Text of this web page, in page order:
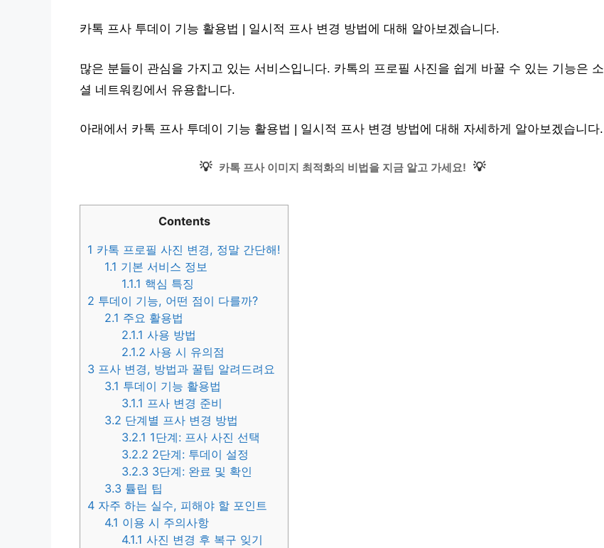
카톡 프사 투데이 기능 활용법 | 일시적 프사 변경 방법에 대해 알아보겠습니다.
많은 분들이 관심을 가지고 있는 서비스입니다. 카톡의 프로필 사진을 쉽게 바꿀 수 있는 기능은 소
셜 네트워킹에서 유용합니다.
아래에서 카톡 프사 투데이 기능 활용법 | 일시적 프사 변경 방법에 대해 자세하게 알아보겠습니다.
💡 카톡 프사 이미지 최적화의 비법을 지금 알고 가세요! 💡
Contents
1 카톡 프로필 사진 변경, 정말 간단해!
1.1 기본 서비스 정보
1.1.1 핵심 특징
2 투데이 기능, 어떤 점이 다를까?
2.1 주요 활용법
2.1.1 사용 방법
2.1.2 사용 시 유의점
3 프사 변경, 방법과 꿀팁 알려드려요
3.1 투데이 기능 활용법
3.1.1 프사 변경 준비
3.2 단계별 프사 변경 방법
3.2.1 1단계: 프사 사진 선택
3.2.2 2단계: 투데이 설정
3.2.3 3단계: 완료 및 확인
3.3 튤립 팁
4 자주 하는 실수, 피해야 할 포인트
4.1 이용 시 주의사항
4.1.1 사진 변경 후 복구 잊기